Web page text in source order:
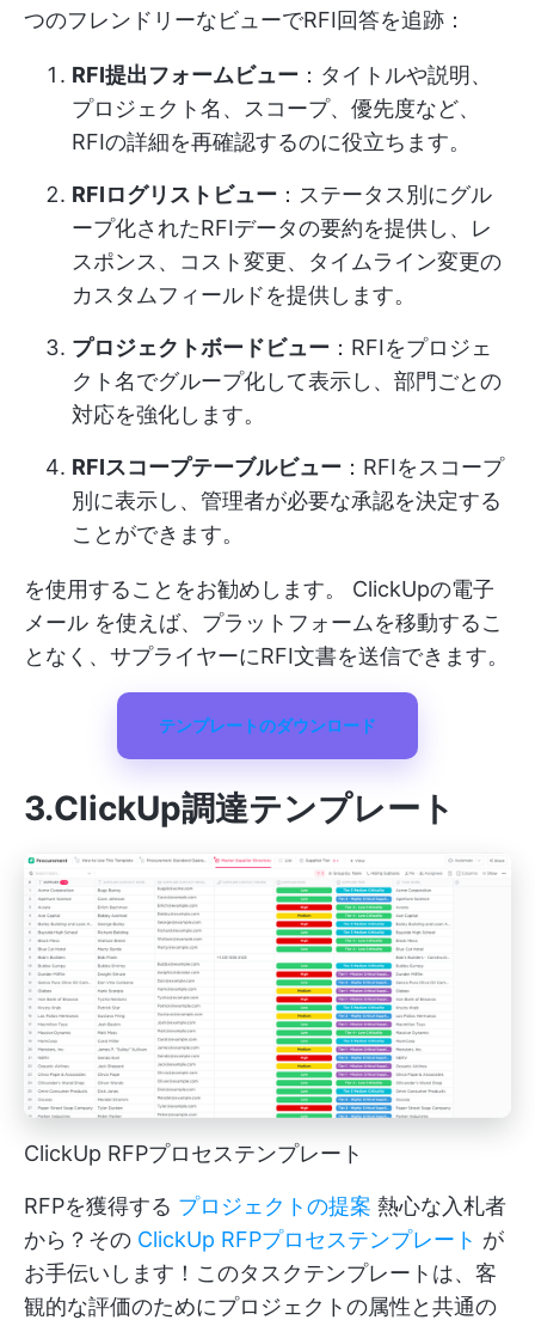
つのフレンドリーなビューでRFI回答を追跡：
RFI提出フォームビュー ：タイトルや説明、
プロジェクト名、スコープ、優先度など、
RFIの詳細を再確認するのに役立ちます。
RFIログリストビュー ：ステータス別にグル
ープ化されたRFIデータの要約を提供し、レ
スポンス、コスト変更、タイムライン変更の
カスタムフィールドを提供します。
プロジェクトボードビュー ：RFIをプロジェ
クト名でグループ化して表示し、部門ごとの
対応を強化します。
RFIスコープテーブルビュー ：RFIをスコープ
別に表示し、管理者が必要な承認を決定する
ことができます。
を使用することをお勧めします。 ClickUpの電子
メール を使えば、プラットフォームを移動するこ
となく、サプライヤーにRFI文書を送信できます。
テンプレートのダウンロード
3.ClickUp調達テンプレート
ClickUp RFPプロセステンプレート
RFPを獲得する プロジェクトの提案 熱心な入札者
から？その ClickUp RFPプロセステンプレート が
お手伝いします！このタスクテンプレートは、客
観的な評価のためにプロジェクトの属性と共通の